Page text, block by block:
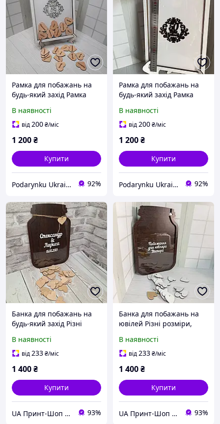
Рамка для побажань на
будь-який захід Рамка
В наявності
від200₴/міс
1 200₴
Купити
Podarynku Ukraine 92%
Рамка для побажань на
будь-який захід Рамка
В наявності
від200₴/міс
1 200₴
Купити
Podarynku Ukraine 92%
Банка для побажань на
будь-який захід Різні
кольори
В наявності
від233₴/міс
1 400₴
Купити
UA Принт-Шоп ​💙💛 93%
Банка для побажань на
ювілей Різні розміри,
В наявності
від233₴/міс
1 400₴
Купити
UA Принт-Шоп ​💙💛 93%